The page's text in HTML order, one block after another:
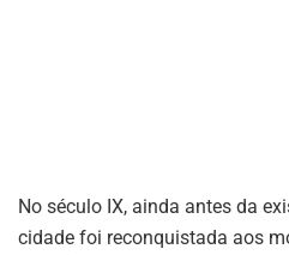
No século IX, ainda antes da
cidade foi reconquistada aos